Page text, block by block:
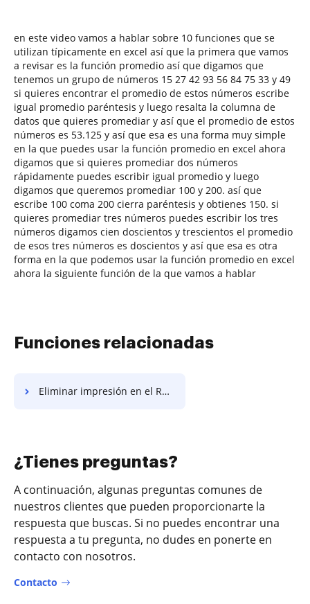
en este video vamos a hablar sobre 10 funciones que se
utilizan típicamente en excel así que la primera que vamos
a revisar es la función promedio así que digamos que
tenemos un grupo de números 15 27 42 93 56 84 75 33 y 49
si quieres encontrar el promedio de estos números escribe
igual promedio paréntesis y luego resalta la columna de
datos que quieres promediar y así que el promedio de estos
números es 53.125 y así que esa es una forma muy simple
en la que puedes usar la función promedio en excel ahora
digamos que si quieres promediar dos números
rápidamente puedes escribir igual promedio y luego
digamos que queremos promediar 100 y 200. así que
escribe 100 coma 200 cierra paréntesis y obtienes 150. si
quieres promediar tres números puedes escribir los tres
números digamos cien doscientos y trescientos el promedio
de esos tres números es doscientos y así que esa es otra
forma en la que podemos usar la función promedio en excel
ahora la siguiente función de la que vamos a hablar
Funciones relacionadas
Eliminar impresión en el Recibo Simple
¿Tienes preguntas?
A continuación, algunas preguntas comunes de
nuestros clientes que pueden proporcionarte la
respuesta que buscas. Si no puedes encontrar una
respuesta a tu pregunta, no dudes en ponerte en
contacto con nosotros.
Contacto